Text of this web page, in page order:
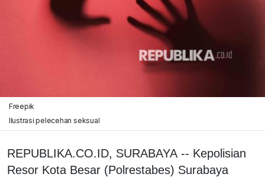
Freepik
Ilustrasi pelecehan seksual
REPUBLIKA.CO.ID, SURABAYA -- Kepolisian
Resor Kota Besar (Polrestabes) Surabaya